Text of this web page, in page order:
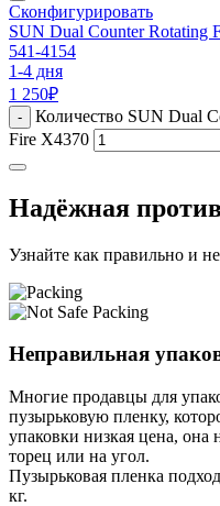
Сконфигурировать
SUN Dual Counter Rotating
541-4154
1-4 дня
1 250₽
-
Количество SUN Dual
Fire X4370
Надёжная
Узнайте как правильно и
Неправильная
Многие продавцы для
пузырьковую пленку,
упаковки низкая цена, она
торец или на угол.
Пузырьковая пленка
кг.